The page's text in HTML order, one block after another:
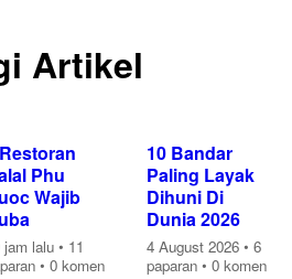
Artikel
Phu
Wajib
jam lalu • 11
• 0 komen
10 Bandar
Paling Layak
Dihuni Di
Dunia 2026
4 August 2026 • 6
paparan • 0 komen